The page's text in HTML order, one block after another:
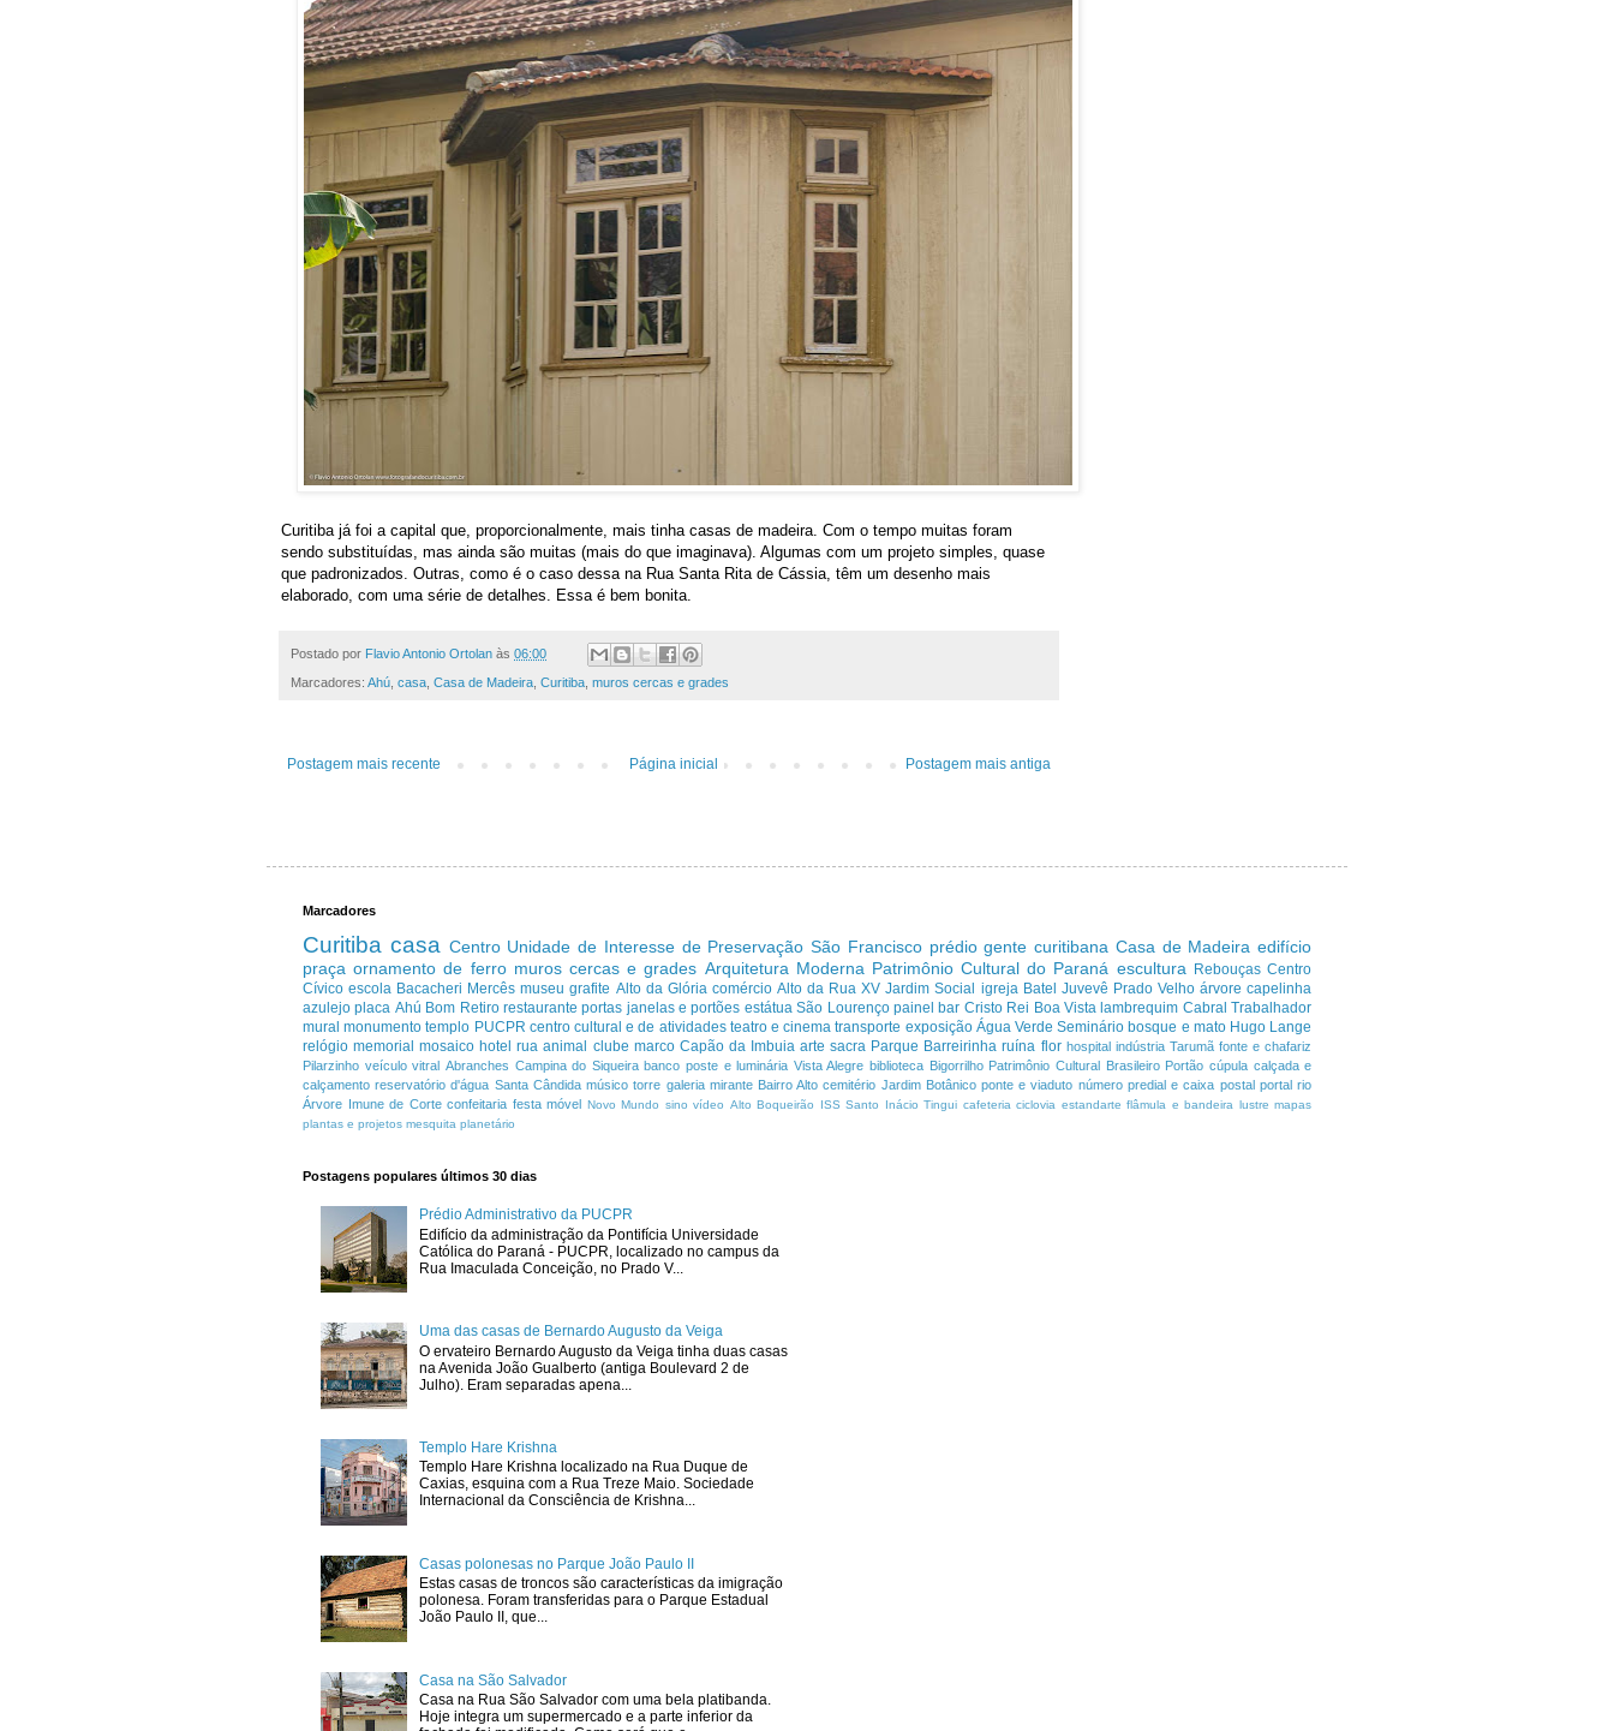
Curitiba já foi a capital que, proporcionalmente, mais tinha casas de madeira. Com o tempo muitas foram
sendo substituídas, mas ainda são muitas (mais do que imaginava). Algumas com um projeto simples, quase
que padronizados. Outras, como é o caso dessa na Rua Santa Rita de Cássia, têm um desenho mais
elaborado, com uma série de detalhes. Essa é bem bonita.
Postado por Flavio Antonio Ortolan às 06:00
Marcadores: Ahú casa Casa de Madeira Curitiba muros cercas e grades
Postagem mais recente Postagem mais antiga
Página inicial
Marcadores
Curitiba casa Centro Unidade de Interesse de Preservação São Francisco prédio gente curitibana Casa de Madeira edifício
praça ornamento de ferro muros cercas e grades Arquitetura Moderna Patrimônio Cultural do Paraná escultura Rebouças Centro
Cívico escola Bacacheri Mercês museu grafite Alto da Glória comércio Alto da Rua XV Jardim Social igreja Batel Juvevê Prado Velho árvore capelinha
azulejo placa Ahú Bom Retiro restaurante portas janelas e portões estátua São Lourenço painel bar Cristo Rei Boa Vista lambrequim Cabral Trabalhador
mural monumento templo PUCPR centro cultural e de atividades teatro e cinema transporte exposição Água Verde Seminário bosque e mato Hugo Lange
relógio memorial mosaico hotel rua animal clube marco Capão da Imbuia arte sacra Parque Barreirinha ruína flor hospital indústria Tarumã fonte e chafariz
Pilarzinho veículo vitral Abranches Campina do Siqueira banco poste e luminária Vista Alegre biblioteca Bigorrilho Patrimônio Cultural Brasileiro Portão cúpula calçada e
calçamento reservatório d'água Santa Cândida músico torre galeria mirante Bairro Alto cemitério Jardim Botânico ponte e viaduto número predial e caixa postal portal rio
Árvore Imune de Corte confeitaria festa móvel Novo Mundo sino vídeo Alto Boqueirão ISS Santo Inácio Tingui cafeteria ciclovia estandarte flâmula e bandeira lustre mapas
plantas e projetos mesquita planetário
Postagens populares últimos 30 dias
Prédio Administrativo da PUCPR
Edifício da administração da Pontifícia Universidade
Católica do Paraná - PUCPR, localizado no campus da
Rua Imaculada Conceição, no Prado V...
Uma das casas de Bernardo Augusto da Veiga
O ervateiro Bernardo Augusto da Veiga tinha duas casas
na Avenida João Gualberto (antiga Boulevard 2 de
Julho). Eram separadas apena...
Templo Hare Krishna
Templo Hare Krishna localizado na Rua Duque de
Caxias, esquina com a Rua Treze Maio. Sociedade
Internacional da Consciência de Krishna...
Casas polonesas no Parque João Paulo II
Estas casas de troncos são características da imigração
polonesa. Foram transferidas para o Parque Estadual
João Paulo II, que...
Casa na São Salvador
Casa na Rua São Salvador com uma bela platibanda.
Hoje integra um supermercado e a parte inferior da